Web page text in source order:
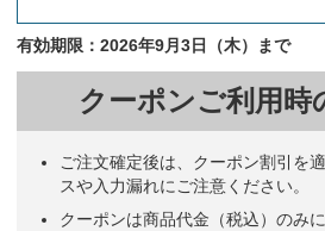
有効期限：2026年9月3日（木）まで
クーポンご利用時
ご注文確定後は、クーポン割引を
スや入力漏れにご注意ください。
クーポンは商品代金（税込）のみ